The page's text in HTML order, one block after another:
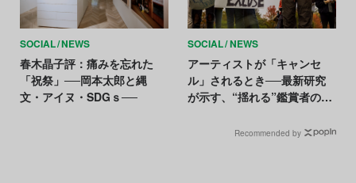
SOCIAL NEWS
春木晶子評：痛みを忘れた
「祝祭」──岡本太郎と縄
文・アイヌ・SDGｓ──
SOCIAL NEWS
アーティストが「キャンセ
ル」されるとき──最新研究
が示す、“揺れる”鑑賞者の評
Recommended by